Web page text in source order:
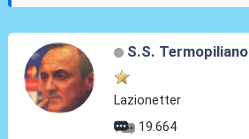
S.S. Termopiliano
Lazionetter
19.664